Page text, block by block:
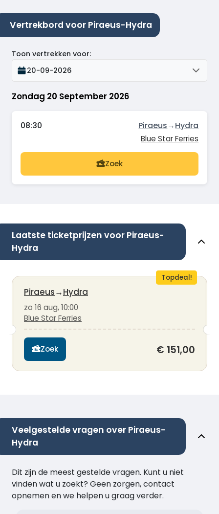
Vertrekbord voor Piraeus-Hydra
Zondag 20 September 2026
Toon vertrekken voor:
20-09-2026
08:30 Piraeus→Hydra
Blue Star Ferries
Zoek
Laatste ticketprijzen voor Piraeus-
Hydra
Topdeal!
Piraeus→Hydra
zo 16 aug, 10:00
Blue Star Ferries
Zoek € 151,00
Veelgestelde vragen over Piraeus-
Hydra
Dit zijn de meest gestelde vragen. Kunt u niet
vinden wat u zoekt? Geen zorgen, contact
opnemen en we helpen u graag verder.